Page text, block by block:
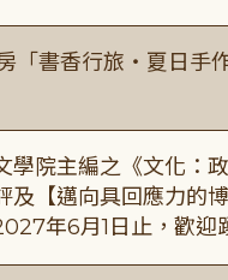
「書香行旅・夏日手
學院主編之《文化：
【邁向具回應力的
年6月1日止，歡迎